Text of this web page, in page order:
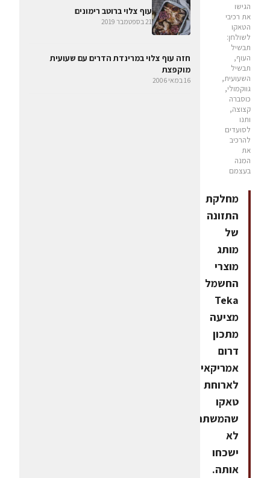
הגישו
את רכיבי
הטאקו
לשולחן:
תבשיל
העוף,
תבשיל
השעועית,
גווקמולי,
כוסברה
קצוצה,
ותנו
לסועדים
להרכיב
את
המנה
בעצמם
מחלקת
התזונה
של
מותג
מוצרי
החשמל
Teka
מציעה
מתכון
דרום
אמריקאי
לארוחת
טאקו
שהמשתתפים
לא
ישכחו
אותה.
עוף צלוי ברוטב רימונים
21 בספטמבר 2019
חזה עוף צלוי במרינדת הדרים עם שעועית
מוקפצת
16 במאי 2006